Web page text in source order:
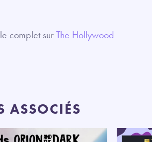
complet surThe Hollywood
ASSOCIÉS